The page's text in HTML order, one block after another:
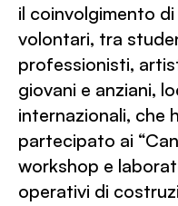
il coinvolgimento
volontari, tra
professionisti,
giovani e anziani,
internazionali, che
partecipato ai
workshop e
operativi di